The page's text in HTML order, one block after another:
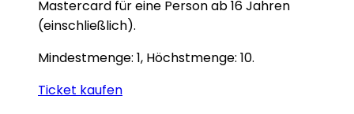
Mastercard für eine Person ab 16 Jahren
(einschließlich).
Mindestmenge: 1, Höchstmenge: 10.
Ticket kaufen